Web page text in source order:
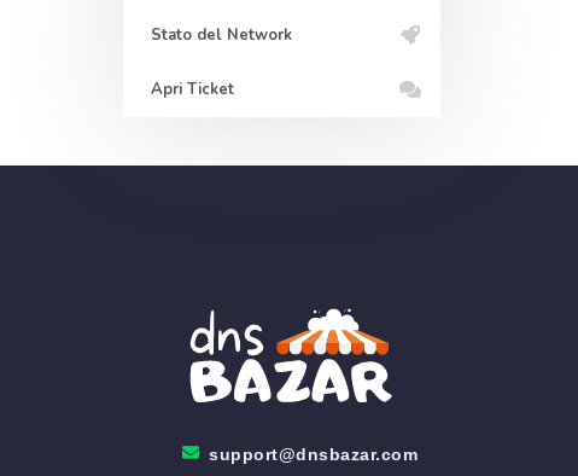
Stato del Network
Apri Ticket
support@dnsbazar.com